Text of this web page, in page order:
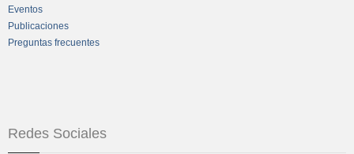
Eventos
Publicaciones
Preguntas frecuentes
Redes Sociales